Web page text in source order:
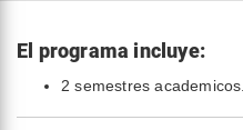
El programa incluye:
2 semestres academicos.